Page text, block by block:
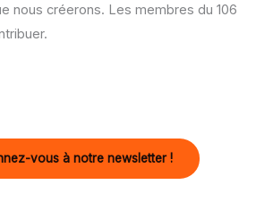
nous créerons. Les membres du 106
vous à notre newsletter !